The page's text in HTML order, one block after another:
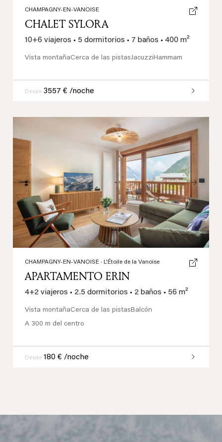
Previous Next
CHAMPAGNY-EN-VANOISE · L'Étoile de la Vanoise
APARTAMENTO ERIN
4+2 viajeros • 2.5 dormitorios • 2 baños • 56 m²
Vista montañaCerca de las pistas Balcón
A 300 m del centro
Desde 180 € /noche
CHAMPAGNY-EN-VANOISE
CHALET SYLORA
10+6 viajeros • 5 dormitorios • 7 baños • 400 m²
Vista montañaCerca de las pistasJacuzziHammam
Desde 3557 € /noche